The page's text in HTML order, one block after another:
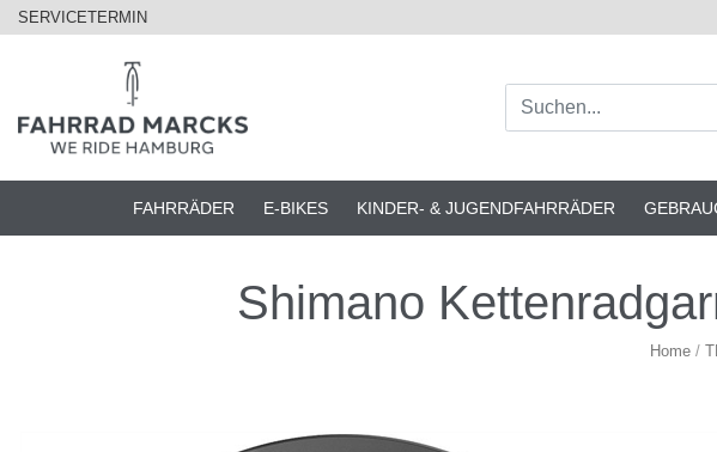
SERVICETERMIN
FAHRRÄDER E-BIKES KINDER- & JUGENDFAHRRÄDER
Shimano
Home /